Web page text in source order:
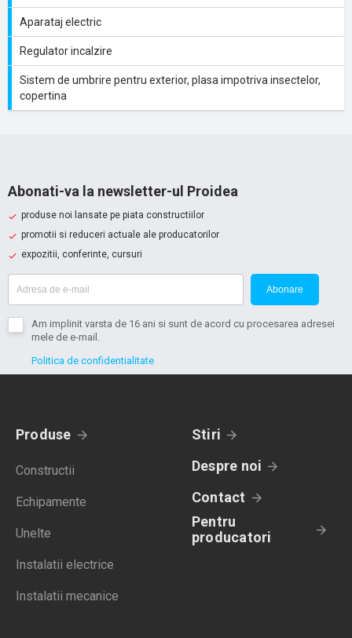
Aparataj electric
Regulator incalzire
Sistem de umbrire pentru exterior, plasa impotriva insectelor,
copertina
Abonati-va la newsletter-ul Proidea
produse noi lansate pe piata constructiilor
promotii si reduceri actuale ale producatorilor
expozitii, conferinte, cursuri
Abonare
Am implinit varsta de 16 ani si sunt de acord cu procesarea adresei
mele de e-mail.
Politica de confidentialitate
Produse
Constructii
Echipamente
Unelte
Instalatii electrice
Instalatii mecanice
Stiri
Despre noi
Contact
Pentru
producatori